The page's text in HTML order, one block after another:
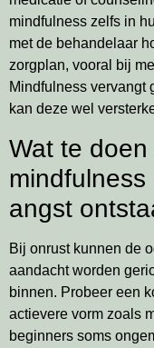
mindfulness zelfs in
met de behandelaar
zorgplan, vooral bij
Mindfulness vervangt
kan deze wel
Wat te
angst
Bij onrust kunnen de
aandacht worden
binnen. Probeer een
actievere vorm zoals
beginners soms